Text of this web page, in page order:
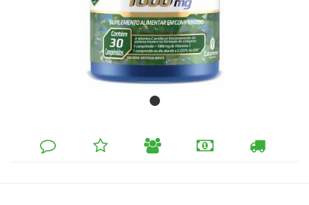
DEIXE
COMENTÁRIO
MINHA
LISTA
INDIQUE
FORMAS
CALCULAR
FRETE